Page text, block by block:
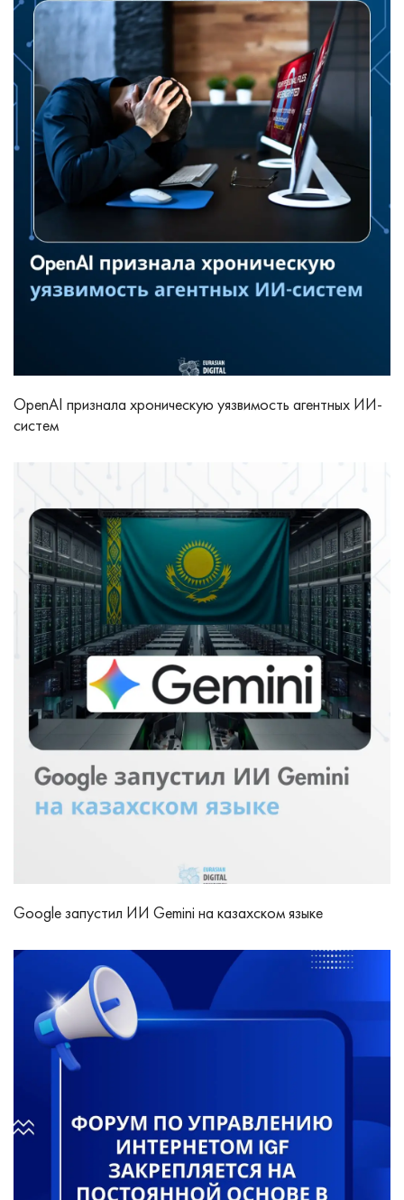
OpenAI признала хроническую уязвимость агентных ИИ-
систем
Google запустил ИИ Gemini на казахском языке